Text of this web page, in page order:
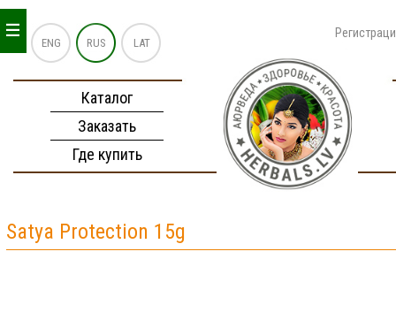
ENG RUS LAT
Каталог
Заказать
Где купить
_
_
_
Satya Protection 15g